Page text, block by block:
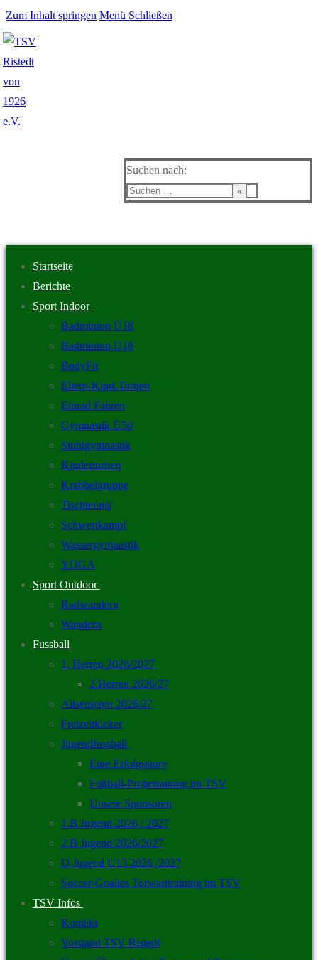
Zum Inhalt springen Menü Schließen
Suchen nach:
Startseite
Berichte
Sport Indoor
Badminton Ü18
Badminton U18
BodyFit
Eltern-Kind-Turnen
Einrad Fahren
Gymnastik Ü50
Stuhlgymnastik
Kinderturnen
Krabbelgruppe
Tischtennis
Schwertkampf
Wassergymnastik
YOGA
Sport Outdoor
Radwandern
Wandern
Fussball
1. Herren 2026/2027
2.Herren 2026/27
Altsenioren 2026/27
Freizeitkicker
Jugendfussball
Eine Erfolgsstory
Fußball-Probetraining im TSV
Unsere Sponsoren
1.B Jugend 2026 / 2027
2.B Jugend 2026/2027
D Jugend U13 2026 /2027
Soccer-Goalies Torwarttraining im TSV
TSV Infos
Kontakt
Vorstand TSV Ristedt